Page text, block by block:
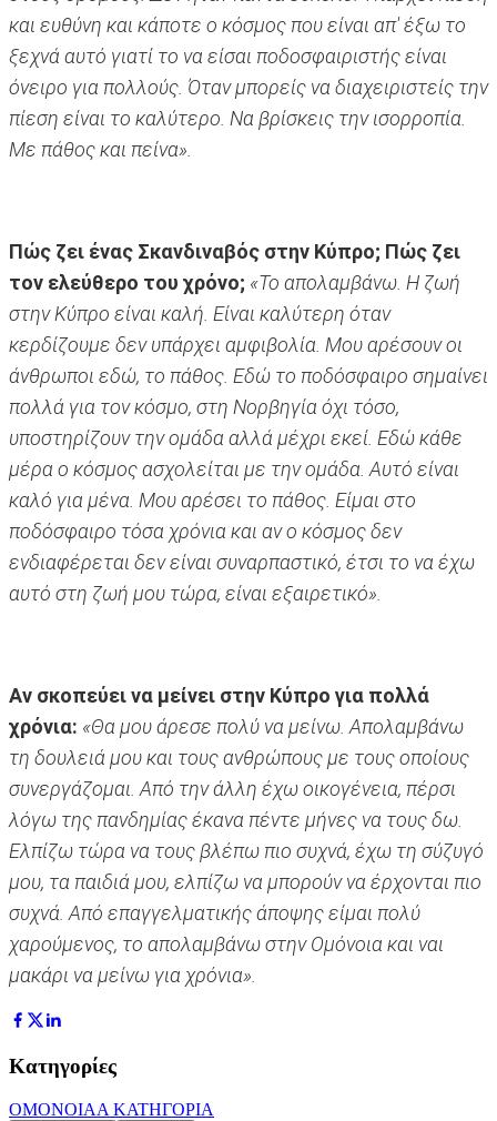
και ευθύνη και κάποτε ο κόσμος που είναι απ' έξω το
ξεχνά αυτό γιατί το να είσαι ποδοσφαιριστής είναι
όνειρο για πολλούς. Όταν μπορείς να διαχειριστείς την
πίεση είναι το καλύτερο. Να βρίσκεις την ισορροπία.
Με πάθος και πείνα».
Πώς ζει ένας Σκανδιναβός στην Κύπρο; Πώς ζει
τον ελεύθερο του χρόνο; «To απολαμβάνω. Η ζωή
στην Κύπρο είναι καλή. Είναι καλύτερη όταν
κερδίζουμε δεν υπάρχει αμφιβολία. Μου αρέσουν οι
άνθρωποι εδώ, το πάθος. Εδώ το ποδόσφαιρο σημαίνει
πολλά για τον κόσμο, στη Νορβηγία όχι τόσο,
υποστηρίζουν την ομάδα αλλά μέχρι εκεί. Εδώ κάθε
μέρα ο κόσμος ασχολείται με την ομάδα. Αυτό είναι
καλό για μένα. Μου αρέσει το πάθος. Είμαι στο
ποδόσφαιρο τόσα χρόνια και αν ο κόσμος δεν
ενδιαφέρεται δεν είναι συναρπαστικό, έτσι το να έχω
αυτό στη ζωή μου τώρα, είναι εξαιρετικό».
Αν σκοπεύει να μείνει στην Κύπρο για πολλά
χρόνια: «Θα μου άρεσε πολύ να μείνω. Απολαμβάνω
τη δουλειά μου και τους ανθρώπους με τους οποίους
συνεργάζομαι. Από την άλλη έχω οικογένεια, πέρσι
λόγω της πανδημίας έκανα πέντε μήνες να τους δω.
Ελπίζω τώρα να τους βλέπω πιο συχνά, έχω τη σύζυγό
μου, τα παιδιά μου, ελπίζω να μπορούν να έρχονται πιο
συχνά. Από επαγγελματικής άποψης είμαι πολύ
χαρούμενος, το απολαμβάνω στην Ομόνοια και ναι
μακάρι να μείνω για χρόνια».
Κατηγορίες
ΟΜΟΝΟΙΑΑ ΚΑΤΗΓΟΡΙΑ